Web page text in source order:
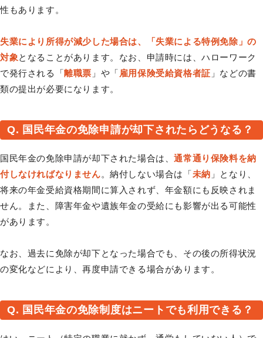
性もあります。
失業により所得が減少した場合は、「失業による特例免除」の
対象となることがあります。なお、申請時には、ハローワーク
で発行される「離職票 」や「 雇用保険受給資格者証 」などの書
類の提出が必要になります。
Q. 国民年金の免除申請が却下されたらどうなる？
国民年金の免除申請が却下された場合は、通常通り保険料を納
付しなければなりません。納付しない場合は「未納 」となり、
将来の年金受給資格期間に算入されず、年金額にも反映されま
せん。また、障害年金や遺族年金の受給にも影響が出る可能性
があります。
なお、過去に免除が却下となった場合でも、その後の所得状況
の変化などにより、再度申請できる場合があります。
Q. 国民年金の免除制度はニートでも利用できる？